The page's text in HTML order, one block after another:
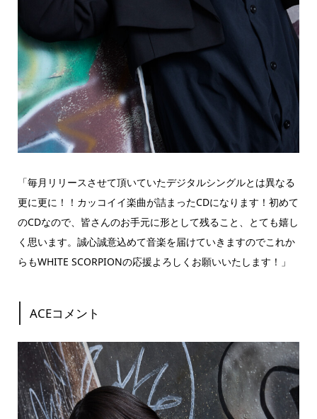
「毎月リリースさせて頂いていたデジタルシングルとは異なる
更に更に！！カッコイイ楽曲が詰まったCDになります！初めて
のCDなので、皆さんのお手元に形として残ること、とても嬉し
く思います。誠心誠意込めて音楽を届けていきますのでこれか
らもWHITE SCORPIONの応援よろしくお願いいたします！」
ACEコメント